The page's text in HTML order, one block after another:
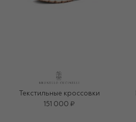
Текстильные кроссовки
151 000 ₽